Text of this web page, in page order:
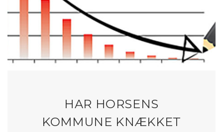
HAR HORSENS
KOMMUNE KNÆKKET